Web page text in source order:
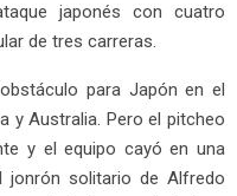
japonés con cuatro
de tres carreras.
para Japón en el
y Australia. Pero el pitcheo
y el equipo cayó en una
jonrón solitario de Alfredo